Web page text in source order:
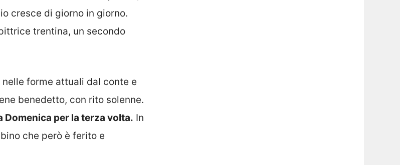
cresce di giorno in giorno.
trentina, un secondo
forme attuali dal conte e
benedetto, con rito solenne.
Domenica per la terza volta. In
che però è ferito e